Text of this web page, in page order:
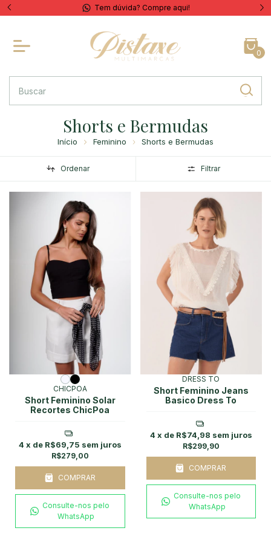
Frete Grátis para MG acima de R$ 199,90
0
Shorts e Bermudas
Início Feminino Shorts e Bermudas
Ordenar Filtrar
CHICPOA
Short Feminino Solar
Recortes ChicPoa
R$279,00
4 x de R$69,75 sem juros
COMPRAR
Consulte-nos pelo
WhatsApp
DRESS TO
Short Feminino Jeans
Basico Dress To
R$299,90
4 x de R$74,98 sem juros
COMPRAR
Consulte-nos pelo
WhatsApp